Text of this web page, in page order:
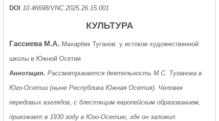
DOI
10.46698/VNC.2025.26.15.001
КУЛЬТУРА
Гассиева М.А. Махарбек Туганов: у истоков художественной
школы в Южной Осетии
Аннотация. Рассматривается деятельность М.С. Туганова в
Юго-Осетии (ныне Республика Южная Осетия). Человек
передовых взглядов, с блестящим европейским образованием,
приезжает в 1930 году в Юго-Осетию, где он заложил